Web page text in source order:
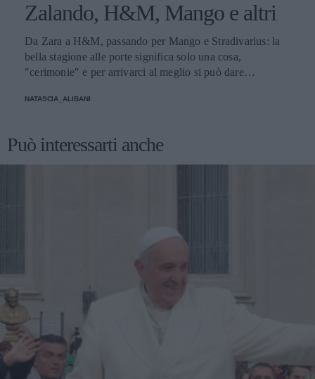
Zalando, H&M, Mango e altri
Da Zara a H&M, passando per Mango e Stradivarius: la
bella stagione alle porte significa solo una cosa,
"cerimonie" e per arrivarci al meglio si può dare
NATASCIA_ALIBANI
Può interessarti anche